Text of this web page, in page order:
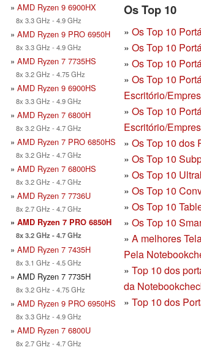
» AMD Ryzen 9 6900HX
8x 3.3 GHz - 4.9 GHz
» AMD Ryzen 9 PRO 6950H
8x 3.3 GHz - 4.9 GHz
» AMD Ryzen 7 7735HS
8x 3.2 GHz - 4.75 GHz
» AMD Ryzen 9 6900HS
8x 3.3 GHz - 4.9 GHz
» AMD Ryzen 7 6800H
8x 3.2 GHz - 4.7 GHz
» AMD Ryzen 7 PRO 6850HS
8x 3.2 GHz - 4.7 GHz
» AMD Ryzen 7 6800HS
8x 3.2 GHz - 4.7 GHz
» AMD Ryzen 7 7736U
8x 2.7 GHz - 4.7 GHz
» AMD Ryzen 7 PRO 6850H
8x 3.2 GHz - 4.7 GHz
» AMD Ryzen 7 7435H
8x 3.1 GHz - 4.5 GHz
» AMD Ryzen 7 7735H
8x 3.2 GHz - 4.75 GHz
» AMD Ryzen 9 PRO 6950HS
8x 3.3 GHz - 4.9 GHz
» AMD Ryzen 7 6800U
8x 2.7 GHz - 4.7 GHz
Os Top 10
» Os Top 10
» Os Top 10
» Os Top 10
» Os Top 10
Escritório/
» Os Top 10
Escritório/
» Os Top 10 dos
» Os Top 10
» Os Top 10
» Os Top 10
» Os Top 10
» Os Top 10
» A melhores
Pela
» Top 10 dos
da
» Top 10 dos